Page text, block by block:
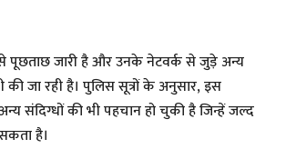
से पूछताछ जारी है और उनके नेटवर्क से जुड़े अन्य
जा रही है। पुलिस सूत्रों के अनुसार, इस
संदिग्धों की भी पहचान हो चुकी है जिन्हें जल्द
है।